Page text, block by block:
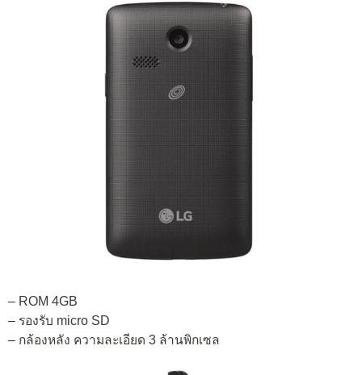
– ROM 4GB
– รองรับ micro SD
– กล้องหลัง ความละเอียด 3 ล้านพิกเซล